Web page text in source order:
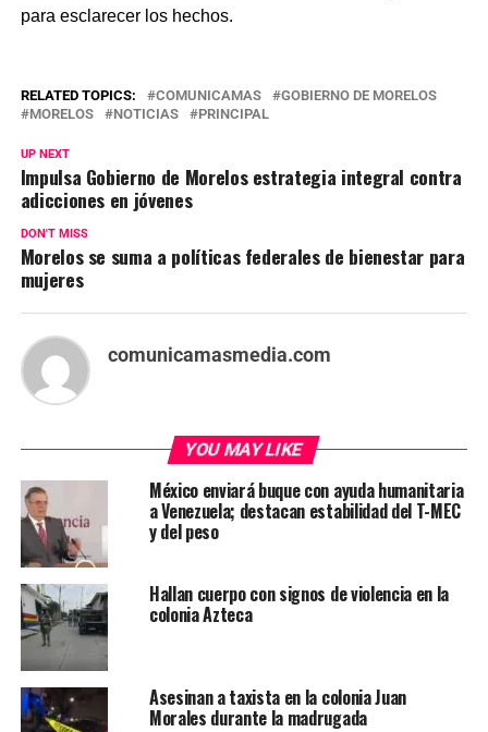
para esclarecer los hechos.
RELATED TOPICS: COMUNICAMAS
GOBIERNO DE MORELOS
MORELOS
NOTICIAS PRINCIPAL
UP NEXT
Impulsa Gobierno de Morelos estrategia integral contra
adicciones en jóvenes
DON'T MISS
Morelos se suma a políticas federales de bienestar para
mujeres
comunicamasmedia.com
YOU MAY LIKE
México enviará buque con ayuda humanitaria
a Venezuela; destacan estabilidad del T-MEC
y del peso
Hallan cuerpo con signos de violencia en la
colonia Azteca
Asesinan a taxista en la colonia Juan
Morales durante la madrugada